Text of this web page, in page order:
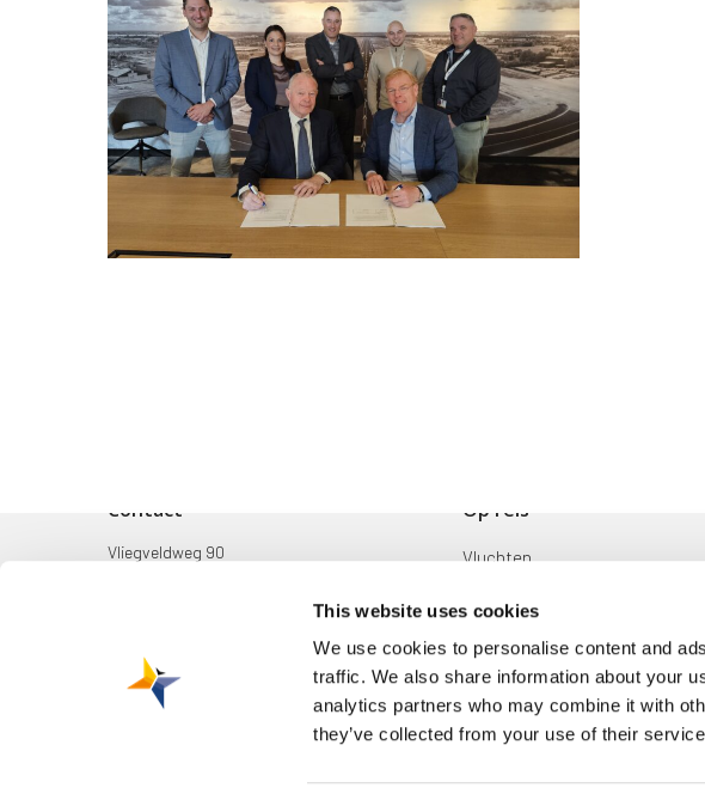
This website uses cookies
We use cookies to personalise content and
traffic. We also share information about your
analytics partners who may combine it with
they’ve collected from your use of their
Contact
Vliegveldweg 90
infodesk@maa.nl
Op reis
Vluchten
Bestemmingen
Mijn reis
Zoek & Boek